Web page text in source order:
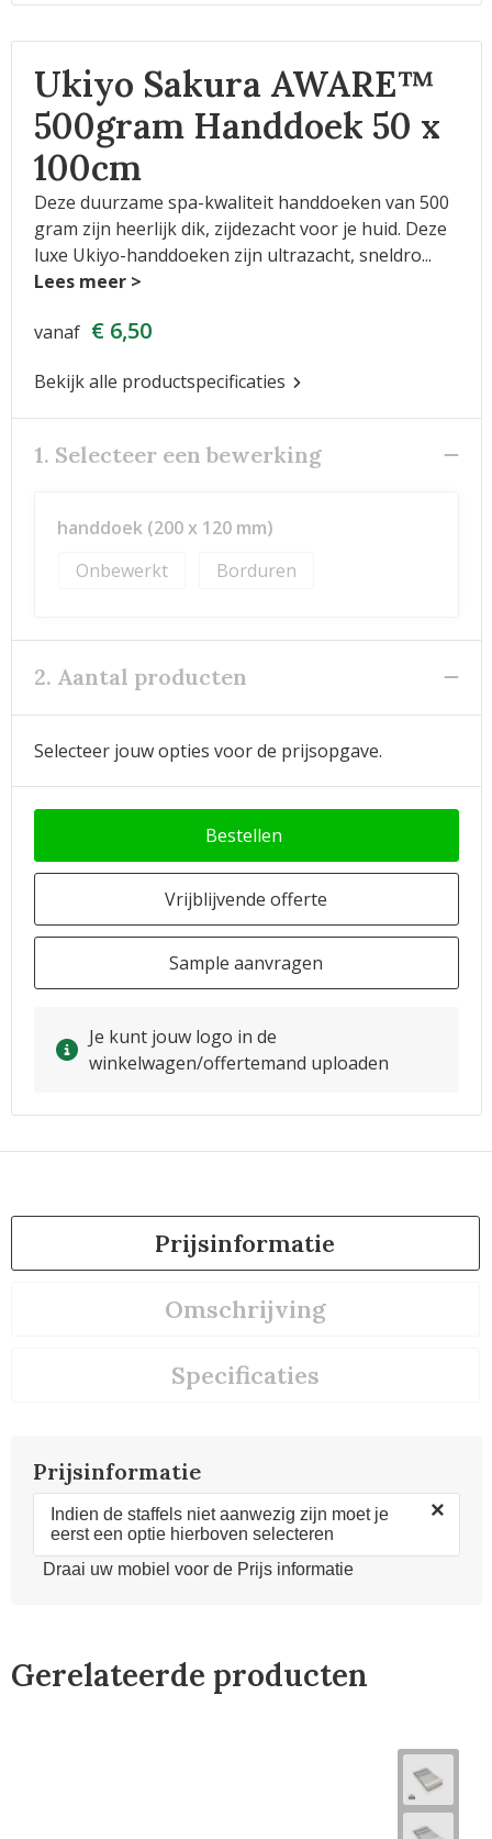
Ukiyo Sakura AWARE™
500gram Handdoek 50 x
100cm
Deze duurzame spa-kwaliteit handdoeken van 500
gram zijn heerlijk dik, zijdezacht voor je huid. Deze
luxe Ukiyo-handdoeken zijn ultrazacht, sneldro...
vanaf € 6,50
Bekijk alle productspecificaties
1. Selecteer een bewerking
handdoek (200 x 120 mm)
Onbewerkt
Borduren
2. Aantal producten
Selecteer jouw opties voor de prijsopgave.
Bestellen
Vrijblijvende offerte
Sample aanvragen
Je kunt jouw logo in de
winkelwagen/offertemand uploaden
Prijsinformatie
Omschrijving
Specificaties
Prijsinformatie
Indien de staffels niet aanwezig zijn moet je
eerst een optie hierboven selecteren
×
Draai uw mobiel voor de Prijs informatie
Gerelateerde producten